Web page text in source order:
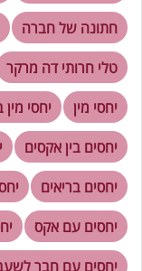
חתונה של חברה
טלי חרותי דה מרקר
יחסי מין
יחסי
יחסים בין אקסים
יחסים בריאים
יחסים עם אקס
יחסים עם חבר